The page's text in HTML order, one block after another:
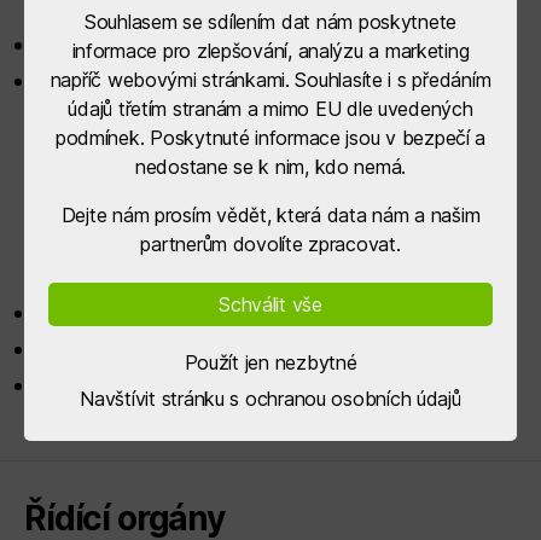
IO2 Průvodce příklady dobré praxe – CZ
IO2 The Guidebook of best practices – EN
Vyhodnocení dotazníku pro partnery:
Vyhodnocení dotazníku
Prezentace MAS Sdružení SPLAV na
workshopu v Estonsku:
Prezentace – strategie
Prezentace – indikátory
Prezentace – exkurze Kuks
Řídící orgány
Souhlasem se sdílením dat nám poskytnete
informace pro zlepšování, analýzu a marketing
napříč webovými stránkami. Souhlasíte i s předáním
údajů třetím stranám a mimo EU dle uvedených
podmínek. Poskytnuté informace jsou v bezpečí a
nedostane se k nim, kdo nemá.
Dejte nám prosím vědět, která data nám a našim
partnerům dovolíte zpracovat.
Schválit vše
Použít jen nezbytné
Navštívit stránku s ochranou osobních údajů